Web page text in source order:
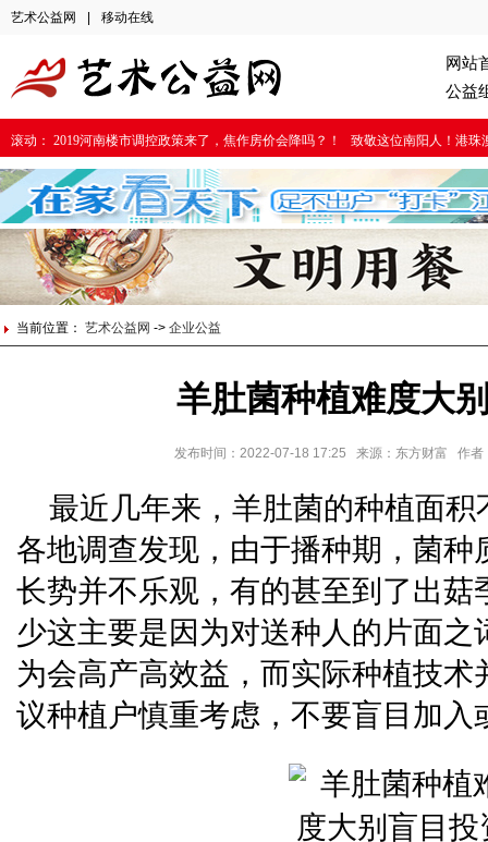
艺术公益网 移动在线
网站
公益
滚动： 2019河南楼市调控政策来了，焦作房价会降吗？！ 致敬这位南阳人！港珠
当前位置： 艺术公益网 -> 企业公益
羊肚菌种植难度大
发布时间：2022-07-18 17:25 来源：东方财富 作
最近几年来，羊肚菌的种植面
各地调查发现，由于播种期，菌种
长势并不乐观，有的甚至到了出菇
少这主要是因为对送种人的片面之
为会高产高效益，而实际种植技术
议种植户慎重考虑，不要盲目加入